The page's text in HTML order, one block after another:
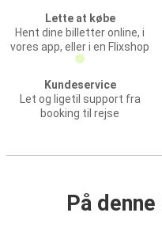
Lette at købe
Hent dine billetter online, i
vores app, eller i en Flixshop
Kundeservice
Let og ligetil support fra
booking til rejse
På